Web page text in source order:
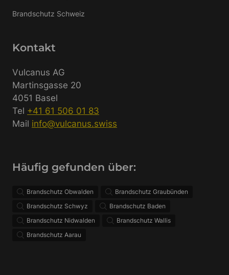
Brandschutz Schweiz
Kontakt
Vulcanus AG
Martinsgasse 20
4051 Basel
Tel +41 61 506 01 83
Mail info@vulcanus.swiss
Häufig gefunden über:
Brandschutz Obwalden
Brandschutz Graubünden
Brandschutz Schwyz
Brandschutz Baden
Brandschutz Nidwalden
Brandschutz Wallis
Brandschutz Aarau